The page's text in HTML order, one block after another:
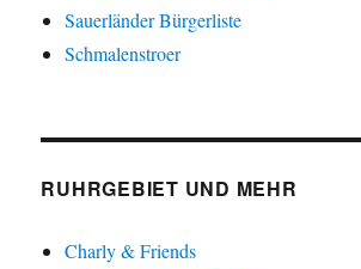
Sauerländer Bürgerliste
Schmalenstroer
RUHRGEBIET UND MEHR
Charly & Friends